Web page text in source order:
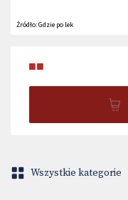
Źródło:Gdzie po lek
■■
Wszystkie kategorie